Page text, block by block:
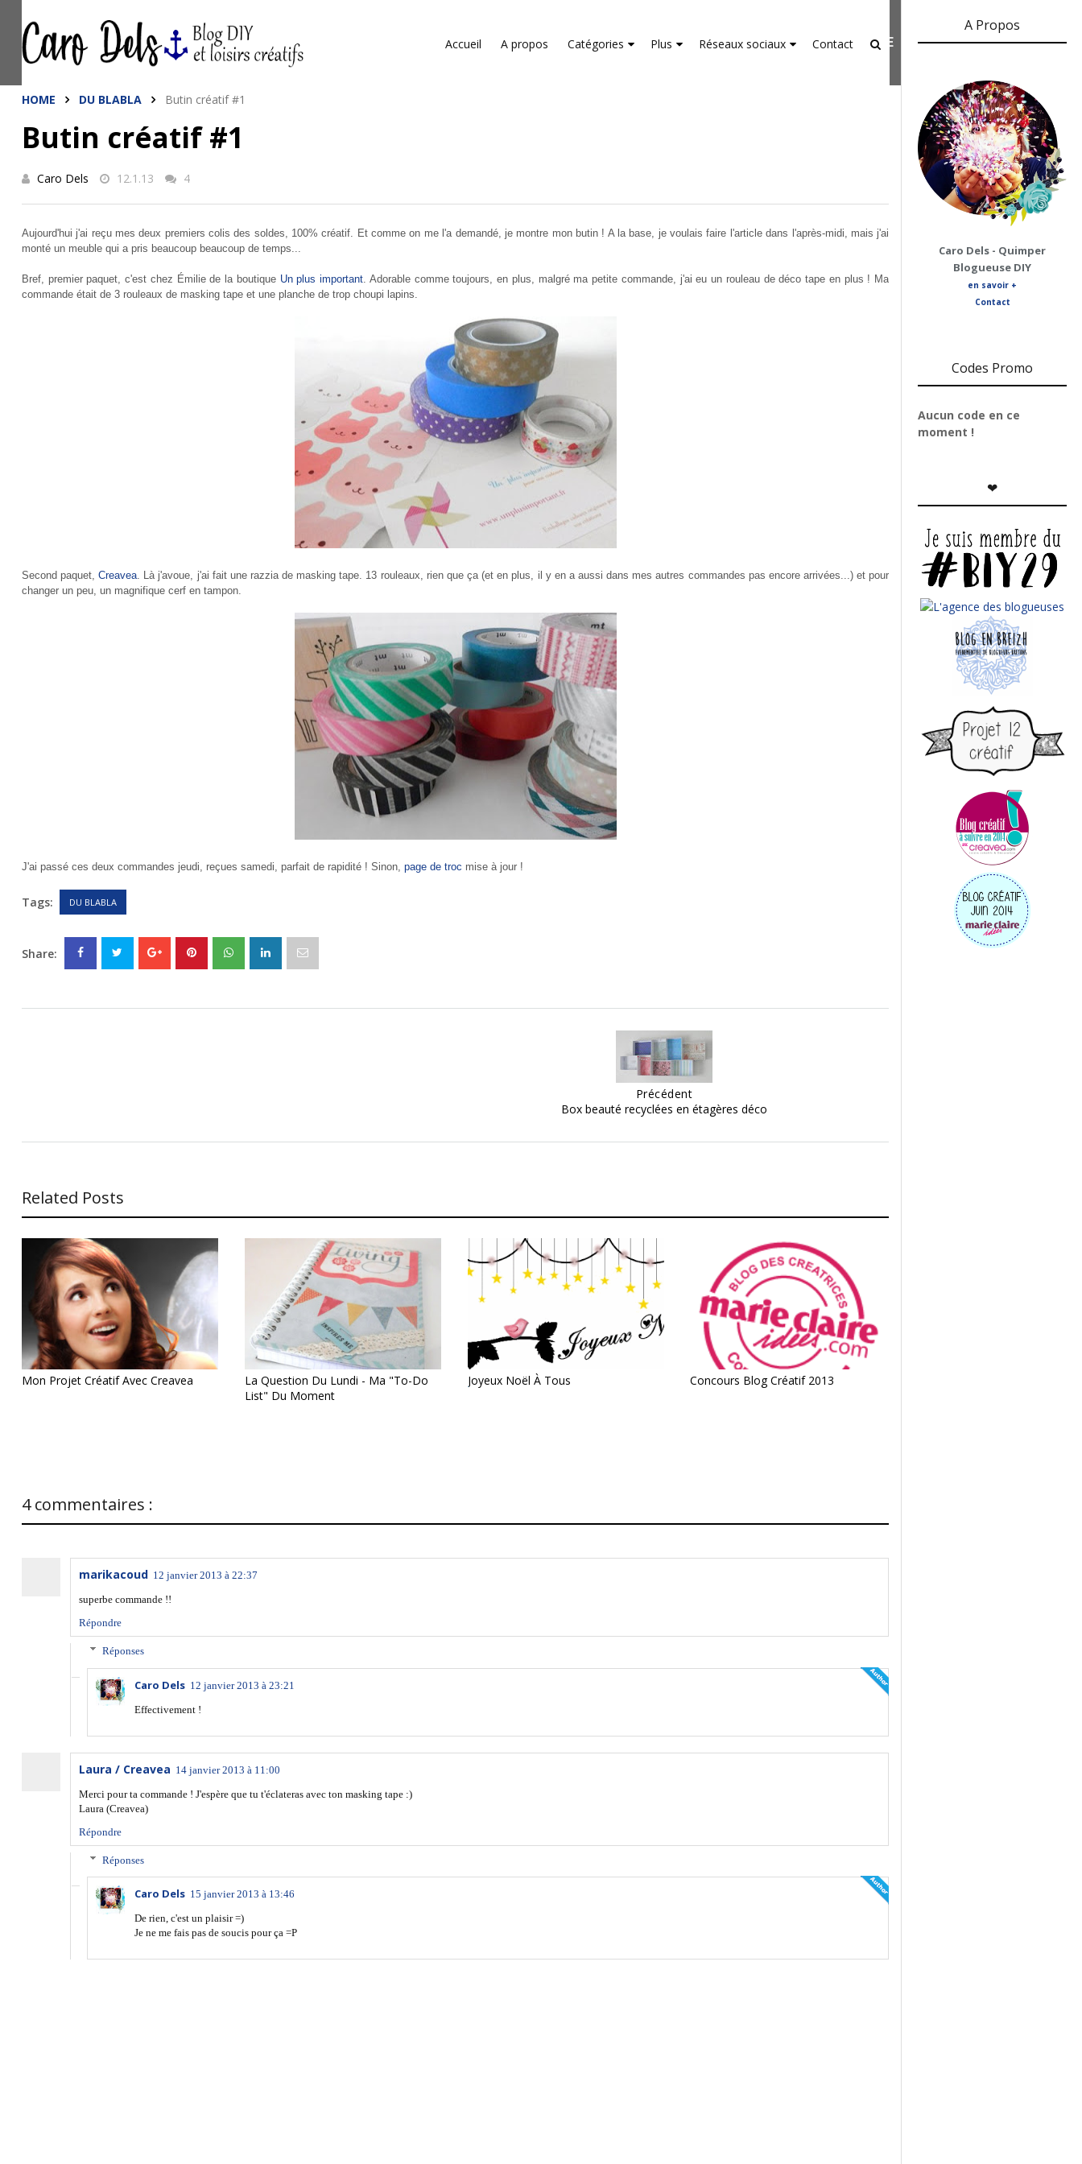
Accueil A propos Catégories Plus Réseaux sociaux Contact
HOME DU BLABLA Butin créatif #1
Butin créatif #1
Caro Dels 12.1.13 4
Aujourd'hui j'ai reçu mes deux premiers colis des soldes, 100% créatif. Et comme on me l'a demandé, je montre mon butin ! A la base, je voulais faire l'article dans l'après-midi, mais j'ai
monté un meuble qui a pris beaucoup beaucoup de temps...
Bref, premier paquet, c'est chez Émiliede la boutique Un plus important. Adorable comme toujours, en plus, malgré ma petite commande, j'ai eu un rouleau de déco tape en plus ! Ma
commande était de 3 rouleaux de masking tape et une planche de trop choupi lapins.
Second paquet,Creavea. Là j'avoue, j'ai fait une razzia de masking tape. 13 rouleaux, rien que ça (et en plus, il y en a aussi dans mes autres commandes pas encore arrivées...) et pour
changer un peu, un magnifique cerf en tampon.
J'ai passé ces deux commandes jeudi, reçues samedi, parfait de rapidité ! Sinon, page de troc mise à jour !
Tags: DU BLABLA
Share:
Précédent
Box beauté recyclées en étagères déco
Related Posts
Mon Projet Créatif Avec Creavea
La Question Du Lundi - Ma "to-Do
List" Du Moment
Joyeux Noël À Tous Concours Blog Créatif 2013
4 commentaires :
marikacoud 12 janvier 2013 à 22:37
superbe commande !!
Répondre
Réponses
Caro Dels 12 janvier 2013 à 23:21
Effectivement !
Laura / Creavea 14 janvier 2013 à 11:00
Merci pour ta commande ! J'espère que tu t'éclateras avec ton masking tape :)
Laura (Creavea)
Répondre
Réponses
Caro Dels 15 janvier 2013 à 13:46
De rien, c'est un plaisir =)
Je ne me fais pas de soucis pour ça =P
A Propos
Caro Dels - Quimper
Blogueuse DIY
en savoir +
Contact
Codes Promo
Aucun code en ce
moment !
❤
This site uses cookies from Google to deliver its services and to analyze traffic. Your IP address and user-agent
are shared with Google along with performance and security metrics to ensure quality of service, generate usage
statistics, and to detect and address abuse.
LEARN MORE GOT IT